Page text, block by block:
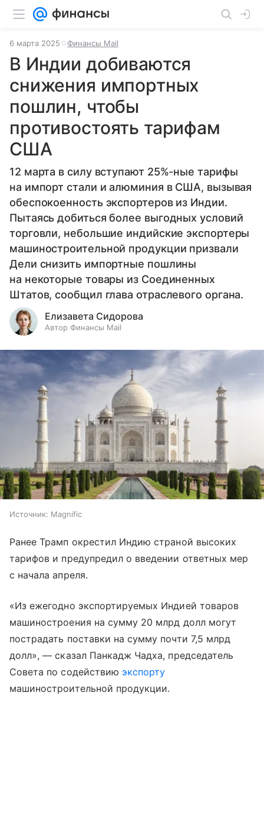
6 марта 2025 Финансы Mail
В Индии добиваются
снижения импортных
пошлин, чтобы
противостоять тарифам
США
12 марта в силу вступают 25%-ные тарифы
на импорт стали и алюминия в США, вызывая
обеспокоенность экспортеров из Индии.
Пытаясь добиться более выгодных условий
торговли, небольшие индийские экспортеры
машиностроительной продукции призвали
Дели снизить импортные пошлины
на некоторые товары из Соединенных
Штатов, сообщил глава отраслевого органа.
Елизавета Сидорова
Автор Финансы Mail
Источник: Magnific
Ранее Трамп окрестил Индию страной высоких
тарифов и предупредил о введении ответных мер
с начала апреля.
«Из ежегодно экспортируемых Индией товаров
машиностроения на сумму 20 млрд долл могут
пострадать поставки на сумму почти 7,5 млрд
долл», — сказал Панкадж Чадха, председатель
Совета по содействию экспорту
машиностроительной продукции.